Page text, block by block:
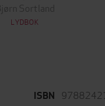
Sortland
LYDBOK
ISBN